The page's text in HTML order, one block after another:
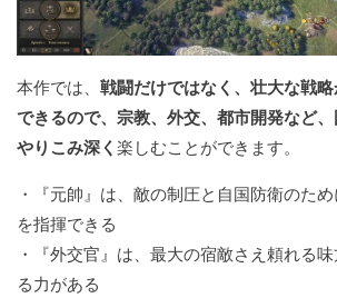
本作では、 戦闘だけではなく、壮大な戦
できるので、宗教、外交、都市開発など
やりこみ深く 楽しむことができます。
・『元帥』は、敵の制圧と自国防衛のた
を指揮できる
・『外交官』は、最大の宿敵さえ頼れる
る力がある